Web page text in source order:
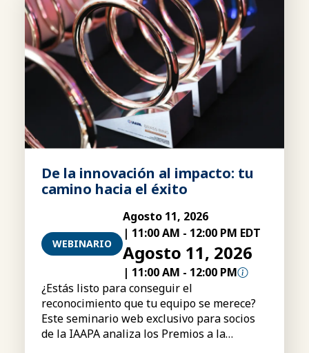
De la innovación al impacto: tu
camino hacia el éxito
WEBINARIO
Agosto 11, 2026
| 11:00 AM - 12:00 PM EDT
Agosto 11, 2026
| 11:00 AM - 12:00 PM
¿Estás listo para conseguir el
reconocimiento que tu equipo se merece?
Este seminario web exclusivo para socios
de la IAAPA analiza los Premios a la